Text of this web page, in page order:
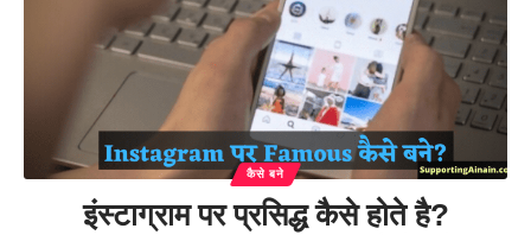
कैसे बने
इंस्टाग्राम पर प्रसिद्ध कैसे होते है?